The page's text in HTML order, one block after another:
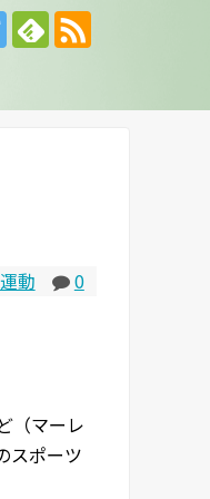
運動
0
（マーレ
スポーツ